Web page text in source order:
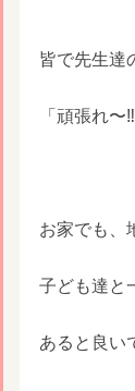
皆で先生達
「頑張れ
お家でも、
子ども達と
あると良い